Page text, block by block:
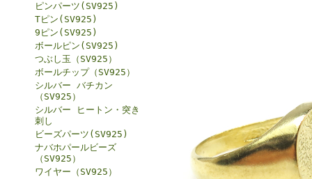
ピンパーツ(SV925)
Tピン(SV925)
9ピン(SV925)
ボールピン(SV925)
つぶし玉（SV925）
ボールチップ（SV925）
シルバー バチカン
（SV925）
シルバー ヒートン・突き
刺し
ビーズパーツ(SV925)
ナバホパールビーズ
（SV925）
ワイヤー（SV925）